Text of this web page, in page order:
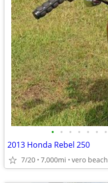
• • • • • • •
2013 Honda Rebel 250
7/20 7,000mi vero beach